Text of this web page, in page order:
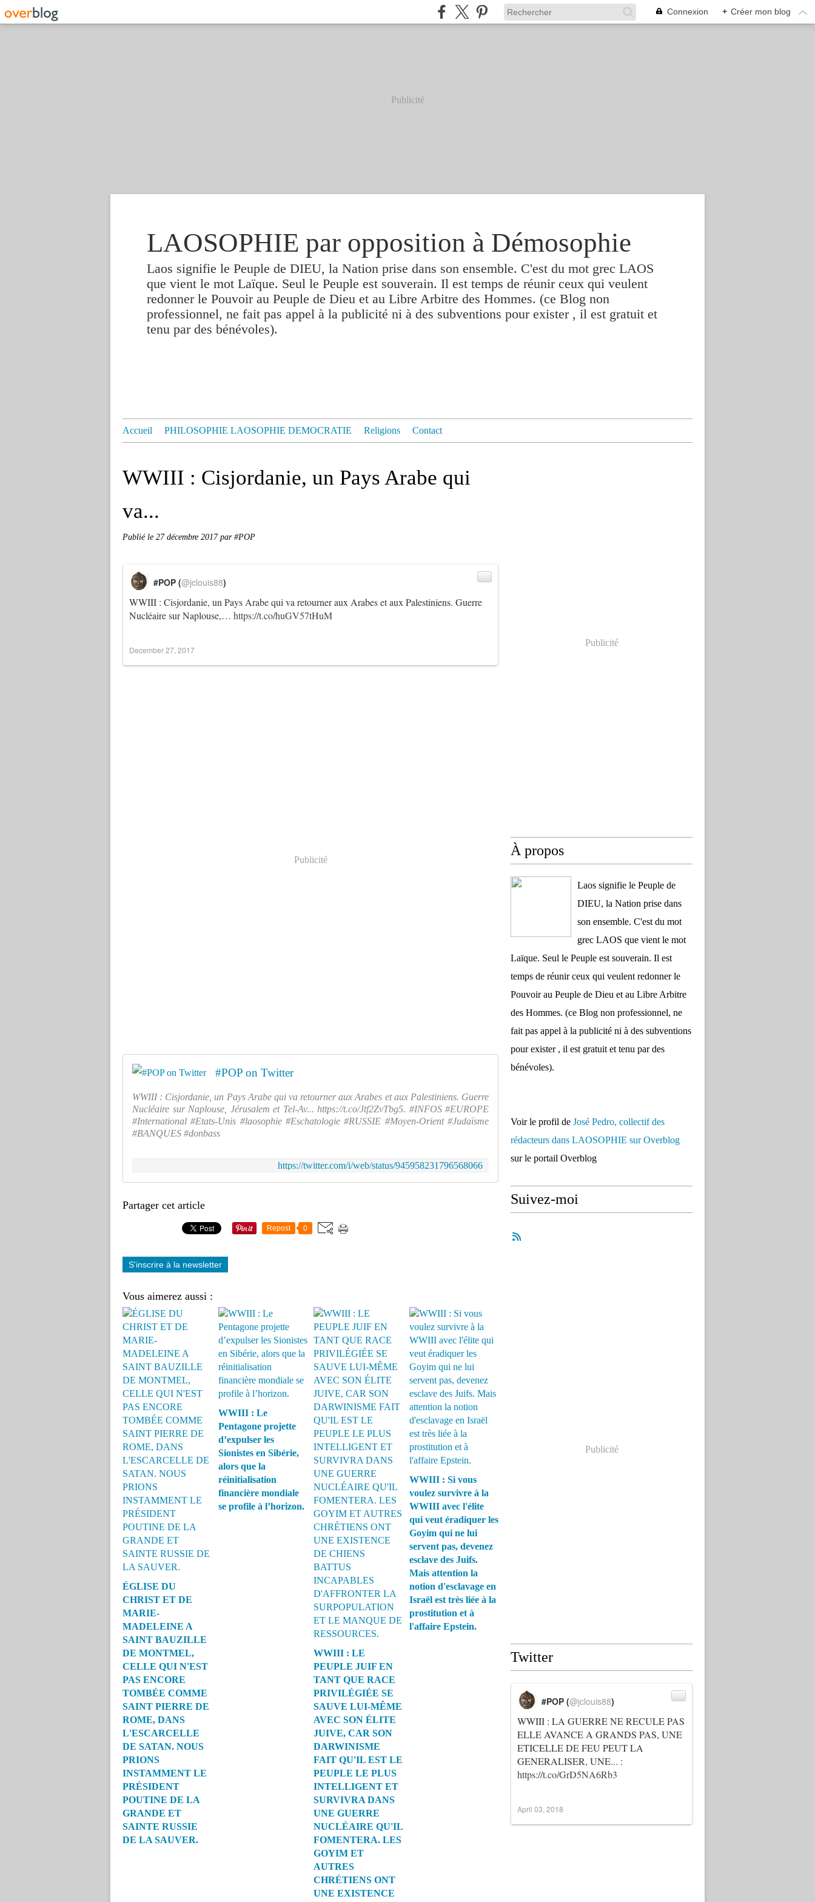
Connexion + Créer mon blog
Publicité
LAOSOPHIE par opposition à Démosophie
Laos signifie le Peuple de DIEU, la Nation prise dans son ensemble. C'est du mot grec LAOS
que vient le mot Laïque. Seul le Peuple est souverain. Il est temps de réunir ceux qui veulent
redonner le Pouvoir au Peuple de Dieu et au Libre Arbitre des Hommes. (ce Blog non
professionnel, ne fait pas appel à la publicité ni à des subventions pour exister , il est gratuit et
tenu par des bénévoles).
Accueil PHILOSOPHIE LAOSOPHIE DEMOCRATIE Religions Contact
WWIII : Cisjordanie, un Pays Arabe qui
va...
Publié le 27 décembre 2017par #POP
WWIII : Cisjordanie, un Pays Arabe qui va retourner aux Arabes et aux Palestiniens. Guerre
Nucléaire sur Naplouse,… https://t.co/huGV57tHuM
#POP (@jclouis88)
December 27, 2017
Publicité
#POP on Twitter
WWIII : Cisjordanie, un Pays Arabe qui va retourner aux Arabes et aux Palestiniens. Guerre
Nucléaire sur Naplouse, Jérusalem et Tel-Av... https://t.co/Jtf2ZvTbg5. #INFOS #EUROPE
#International #Etats-Unis #laosophie #Eschatologie #RUSSIE #Moyen-Orient #Judaïsme
#BANQUES #donbass
https://twitter.com/i/web/status/945958231796568066
Partager cet article
Repost 0
S'inscrire à la newsletter
Vous aimerez aussi :
ÉGLISE DU
CHRIST ET DE
MARIE-
MADELEINE A
SAINT BAUZILLE
DE MONTMEL,
CELLE QUI N'EST
PAS ENCORE
TOMBÉE COMME
SAINT PIERRE DE
ROME, DANS
L'ESCARCELLE
DE SATAN. NOUS
PRIONS
INSTAMMENT LE
PRÉSIDENT
POUTINE DE LA
GRANDE ET
SAINTE RUSSIE
DE LA SAUVER.
WWIII : Le
Pentagone projette
d’expulser les
Sionistes en Sibérie,
alors que la
réinitialisation
financière mondiale
se profile à l’horizon.
WWIII : LE
PEUPLE JUIF EN
TANT QUE RACE
PRIVILÉGIÉE SE
SAUVE LUI-MÊME
AVEC SON ÉLITE
JUIVE, CAR SON
DARWINISME
FAIT QU'IL EST LE
PEUPLE LE PLUS
INTELLIGENT ET
SURVIVRA DANS
UNE GUERRE
NUCLÉAIRE QU'IL
FOMENTERA. LES
GOYIM ET
AUTRES
CHRÉTIENS ONT
UNE EXISTENCE
WWIII : Si vous
voulez survivre à la
WWIII avec l'élite
qui veut éradiquer les
Goyim qui ne lui
servent pas, devenez
esclave des Juifs.
Mais attention la
notion d'esclavage en
Israël est très liée à la
prostitution et à
l'affaire Epstein.
Publicité
À propos
Laos signifie le Peuple de
DIEU, la Nation prise dans
son ensemble. C'est du mot
grec LAOS que vient le mot
Laïque. Seul le Peuple est souverain. Il est
temps de réunir ceux qui veulent redonner le
Pouvoir au Peuple de Dieu et au Libre Arbitre
des Hommes. (ce Blog non professionnel, ne
fait pas appel à la publicité ni à des subventions
pour exister , il est gratuit et tenu par des
bénévoles).
Voir le profil de José Pedro, collectif des
rédacteurs dans LAOSOPHIE sur Overblog
sur le portail Overblog
Suivez-moi
Publicité
Twitter
WWIII : LA GUERRE NE RECULE PAS
ELLE AVANCE A GRANDS PAS, UNE
ETICELLE DE FEU PEUT LA
GENERALISER, UNE... :
https://t.co/GrD5NA6Rb3
#POP (@jclouis88)
April 03, 2018